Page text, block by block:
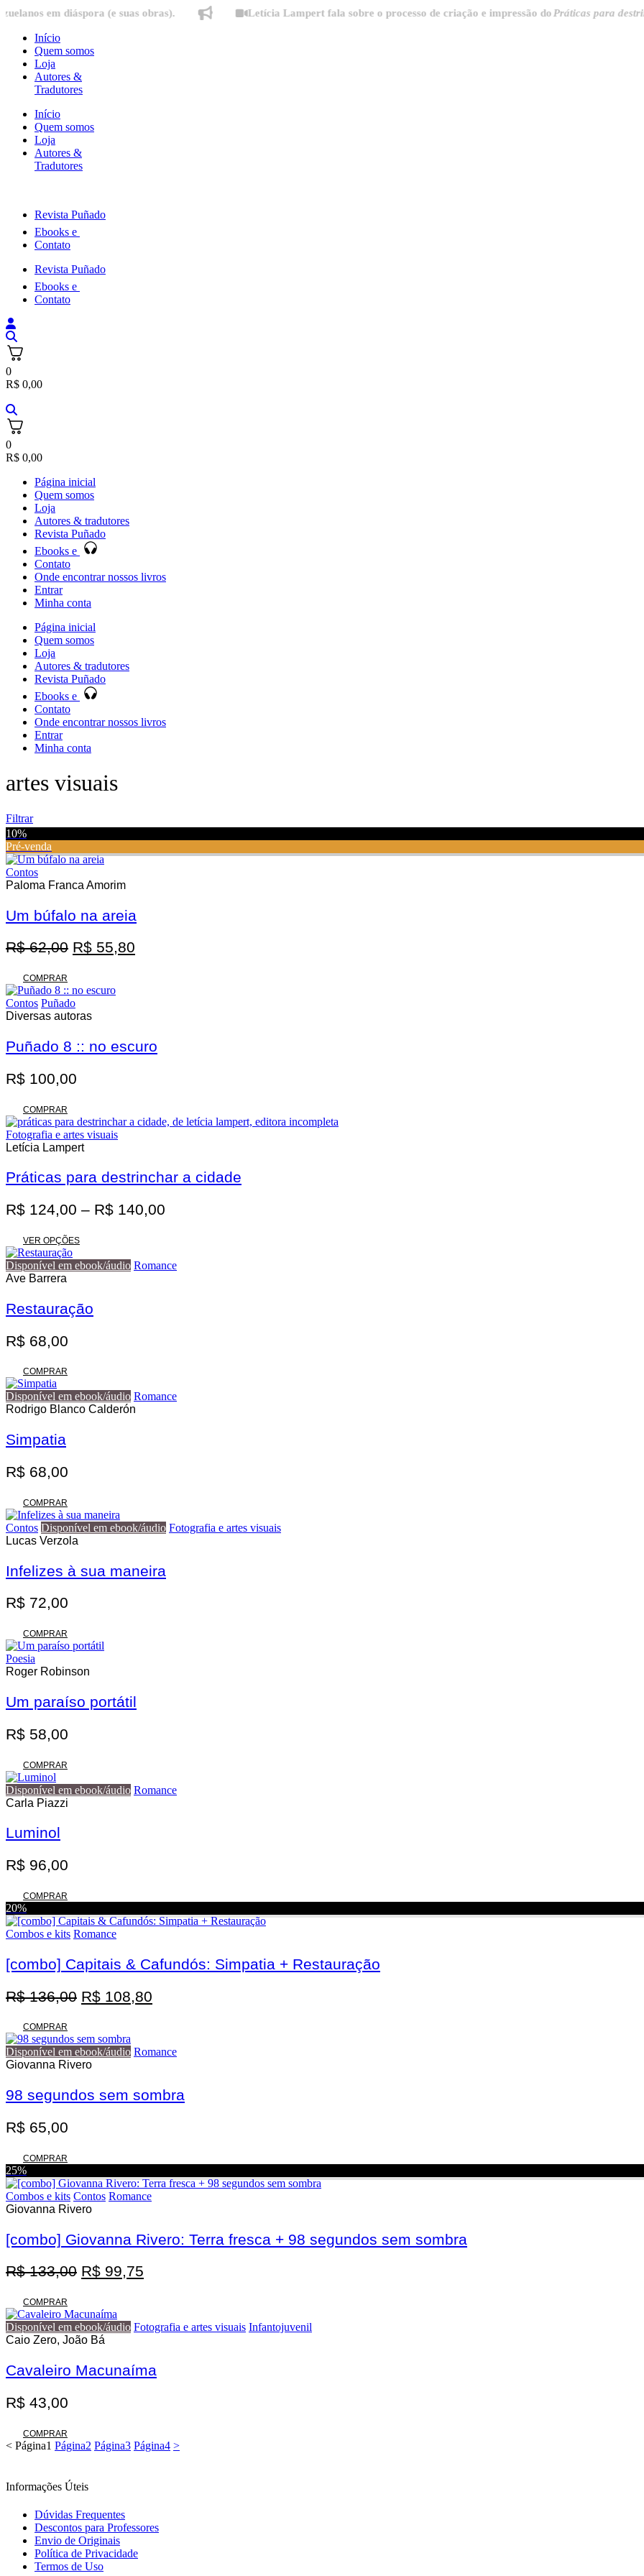
Ir
conteúdo
em diáspora (e suas obras). Letícia Lampert fala sobre o processo de criação e impressão doPráticas para
Início
Quem somos
Loja
Autores &
Tradutores
Início
Quem somos
Loja
Autores &
Tradutores
Revista Puñado
Ebooks e
Contato
Revista Puñado
Ebooks e
Contato
0
R$ 0,00
0
R$ 0,00
Página inicial
Quem somos
Loja
Autores & tradutores
Revista Puñado
Ebooks e
Contato
Onde encontrar nossos livros
Entrar
Minha conta
Página inicial
Quem somos
Loja
Autores & tradutores
Revista Puñado
Ebooks e
Contato
Onde encontrar nossos livros
Entrar
Minha conta
artes visuais
Filtrar
Promoção
10%
Pré-venda
Contos
Paloma Franca Amorim
Um búfalo na areia
R$62,00 O
era:
R$ 62,00.
R$ 55,80
COMPRAR
Contos Puñado
Diversas autoras
Puñado 8 :: no escuro
R$ 100,00
COMPRAR
Fotografia e artes visuais
Letícia Lampert
Práticas para destrinchar a cidade
R$ 124,00 – R$ 140,00
R$ 124,00
VER OPÇÕES
tem
do
produto
Disponível em ebook/áudio Romance
Ave Barrera
Restauração
R$ 68,00
COMPRAR
Disponível em ebook/áudio Romance
Rodrigo Blanco Calderón
Simpatia
R$ 68,00
COMPRAR
Contos Disponível em ebook/áudio Fotografia e artes visuais
Lucas Verzola
Infelizes à sua maneira
R$ 72,00
COMPRAR
Poesia
Roger Robinson
Um paraíso portátil
R$ 58,00
COMPRAR
Disponível em ebook/áudio Romance
Carla Piazzi
Luminol
R$ 96,00
COMPRAR
20%
Combos e kits Romance
[combo] Capitais & Cafundós: Simpatia + Restauração
R$136,00 O
era:
R$ 136,00.
R$ 108,80
é:
COMPRAR
Disponível em ebook/áudio Romance
Giovanna Rivero
98 segundos sem sombra
R$ 65,00
COMPRAR
25%
Combos e kits Contos Romance
Giovanna Rivero
[combo] Giovanna Rivero: Terra fresca + 98 segundos sem sombra
R$133,00 O
era:
R$ 133,00.
R$ 99,75
é:
COMPRAR
Disponível em ebook/áudio Fotografia e artes visuais Infantojuvenil
Caio Zero, João Bá
Cavaleiro Macunaíma
R$ 43,00
COMPRAR
< Página1 Página2 Página3 Página4 >
Informações Úteis
Dúvidas Frequentes
Descontos para Professores
Envio de Originais
Política de Privacidade
Termos de Uso